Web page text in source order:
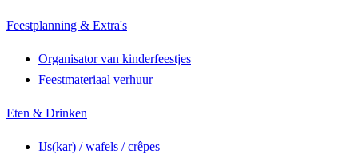
Feestplanning & Extra's
Organisator van kinderfeestjes
Feestmateriaal verhuur
Eten & Drinken
IJs(kar) / wafels / crêpes